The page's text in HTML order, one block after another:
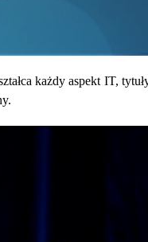
każdy aspekt IT,